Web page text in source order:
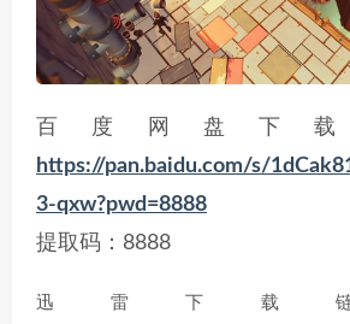
百度网盘下载
https://pan.baidu.com/s/
3-qxw?pwd=8888
提取码：8888
迅雷下载